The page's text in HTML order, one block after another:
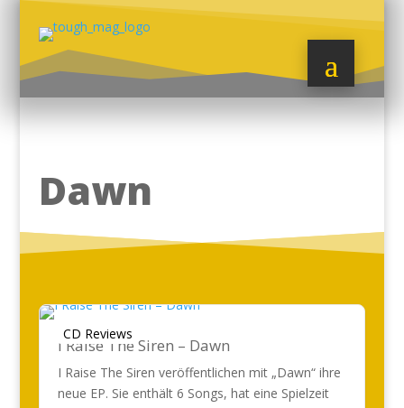
Dawn
CD Reviews
I Raise The Siren – Dawn
I Raise The Siren veröffentlichen mit „Dawn“ ihre
neue EP. Sie enthält 6 Songs, hat eine Spielzeit